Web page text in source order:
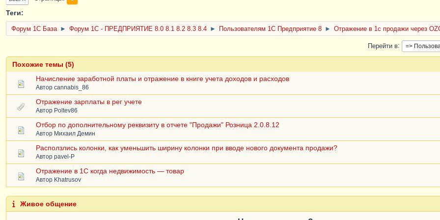
Теги:
Форум 1C База ► Форум 1С - ПРЕДПРИЯТИЕ 8.0 8.1 8.2 8.3 8.4 ► Пользователям 1С Предприятие 8 ► Отражение в 1с продажи через
Перейти в
Похожие темы (5)
Начисление заработной платы и отражение в книге учета доходов и расходов
Автор cannabis_86
Отражение зарплаты в рег учете
Автор Poltev86
Отбор по дополнительному реквизиту в отчете "Продажи" Розница 2.0.8.12
Автор Михаил Демин
Расползлись колонки, как уменьшить ширину колонки при вводе нового документа продажи?
Автор pavel-P
Отражение в 1С когда недвижимость — товар
Автор Khatrusov
Живое общение